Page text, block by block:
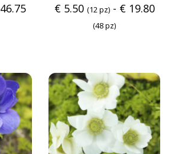
46.75 €5.50 (12 pz)- €19.80
(48 pz)